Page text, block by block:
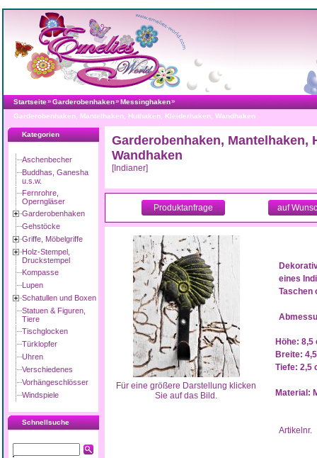
Startseite»Garderobenhaken»Messinghaken»
Garderobenhaken, Mantelhaken, Huthaken, Kleiderhaken, Wandhaken
Kategorien
Aschenbecher
Buddhas, Ganesha
u.s.w.
Fernrohre,
Operngläser
Garderobenhaken
Gehstöcke
Griffe, Möbelgriffe
Holz-Stempel,
Druckstempel
Kompasse
Lupen
Schatullen und Boxen
Statuen & Figuren,
Tiere
Tischglocken
Türklopfer
Uhren
Verschiedenes
Vorhängeschlösser
Windspiele
Schnellsuche
Garderobenhaken, Mantelhaken,
Wandhaken
[Indianer]
Produktanfrage auf
Für eine größere Darstellung klicken
Sie auf das Bild.
eines
Taschen
Höhe: 8,5
Breite:
Tiefe: 2,5
Material:
Artikelnr.